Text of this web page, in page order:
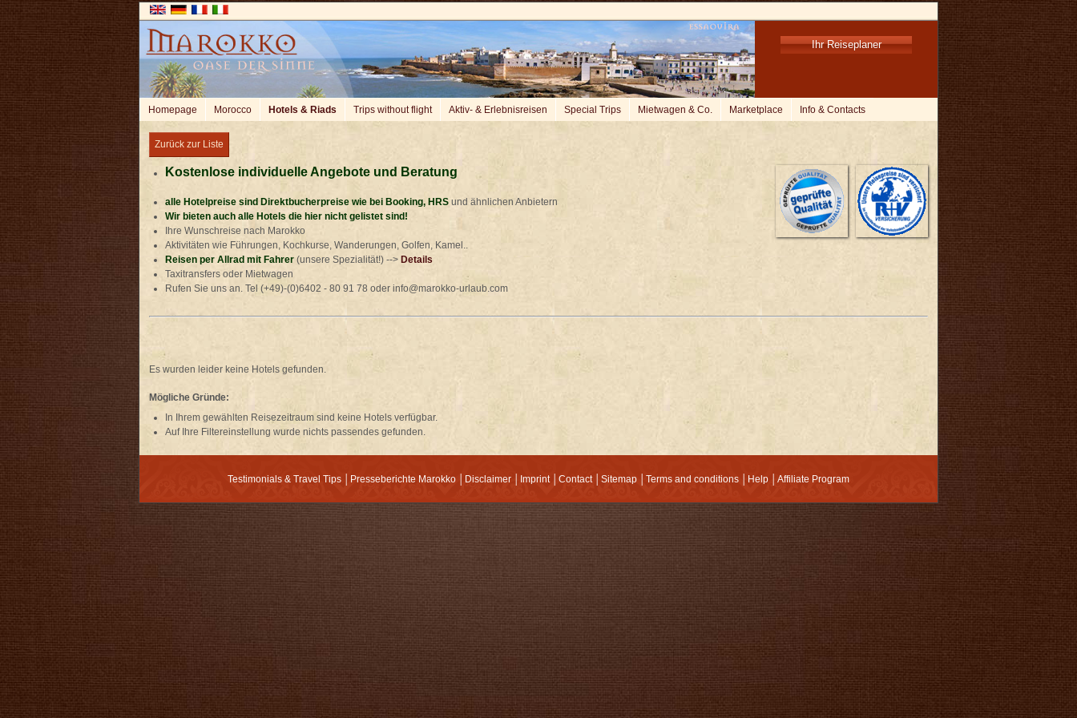
Ihr Reiseplaner
Homepage Morocco Hotels & Riads Trips without flight Aktiv- & Erlebnisreisen Special Trips Mietwagen & Co. Marketplace Info & Contacts
Zurück zur Liste
Kostenlose individuelle Angebote und Beratung
alle Hotelpreise sind Direktbucherpreise wie bei Booking, HRS und ähnlichen Anbietern
Wir bieten auch alle Hotels die hier nicht gelistet sind!
Ihre Wunschreise nach Marokko
Aktivitäten wie Führungen, Kochkurse, Wanderungen, Golfen, Kamel..
Reisen per Allrad mit Fahrer (unsere Spezialität!) --> Details
Taxitransfers oder Mietwagen
Rufen Sie uns an. Tel (+49)-(0)6402 - 80 91 78 oder info@marokko-urlaub.com
Es wurden leider keine Hotels gefunden.
Mögliche Gründe:
In Ihrem gewählten Reisezeitraum sind keine Hotels verfügbar.
Auf Ihre Filtereinstellung wurde nichts passendes gefunden.
Testimonials & Travel Tips Presseberichte Marokko Disclaimer Imprint│ Contact│ Sitemap Terms and conditions Help Affiliate Program